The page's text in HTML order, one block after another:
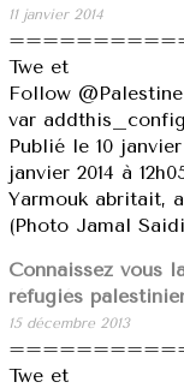
11 janvier 2014
Twe et
Follow
var
Publié le 10
janvier 2014 à
Yarmouk abritait,
(Photo Jamal
Connaissez vous
réfugiés
15 décembre 2013
Twe et